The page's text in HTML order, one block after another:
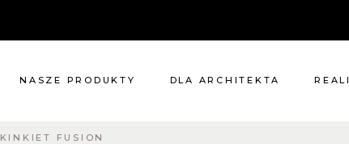
NASZE PRODUKTY DLA ARCHITEKTA
KINKIET FUSION